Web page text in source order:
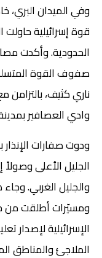
وفي الميدان البري،
قوة إسرائيلية حاولت
الحدودية. وأكدت
صفوف القوة
ناري كثيف،
وادي العصافير
ودوت صفارات
الجليل الأعلى
والجليل الغربي.
ومسيّرات أطلقت من
الإسرائيلية لإصدار
الملاجئ والمناطق